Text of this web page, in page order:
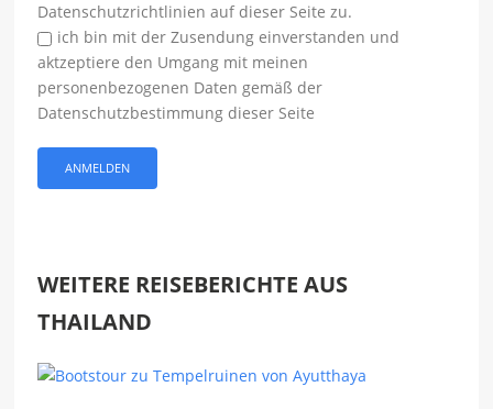
Datenschutzrichtlinien auf dieser Seite zu.
ich bin mit der Zusendung einverstanden und
aktzeptiere den Umgang mit meinen
personenbezogenen Daten gemäß der
Datenschutzbestimmung dieser Seite
WEITERE REISEBERICHTE AUS
THAILAND